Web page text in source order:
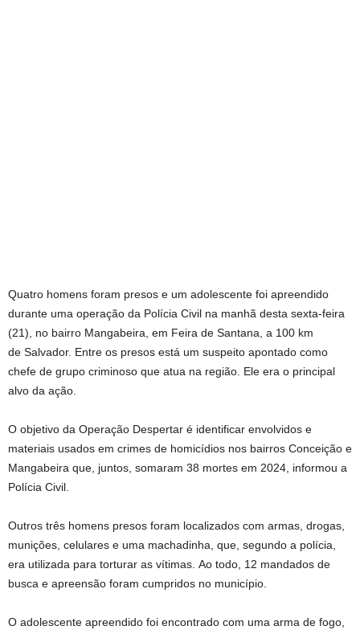
Quatro homens foram presos e um adolescente foi apreendido
durante uma operação da Polícia Civil na manhã desta sexta-feira
(21), no bairro Mangabeira, em Feira de Santana, a 100 km
de Salvador. Entre os presos está um suspeito apontado como
chefe de grupo criminoso que atua na região. Ele era o principal
alvo da ação.
O objetivo da Operação Despertar é identificar envolvidos e
materiais usados em crimes de homicídios nos bairros Conceição e
Mangabeira que, juntos, somaram 38 mortes em 2024, informou a
Polícia Civil.
Outros três homens presos foram localizados com armas, drogas,
munições, celulares e uma machadinha, que, segundo a polícia,
era utilizada para torturar as vítimas. Ao todo, 12 mandados de
busca e apreensão foram cumpridos no município.
O adolescente apreendido foi encontrado com uma arma de fogo,